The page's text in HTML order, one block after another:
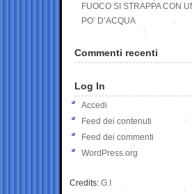
FUOCO SI STRAPPA CON
PO’ D’ACQUA
Commenti recenti
Log In
Accedi
Feed dei contenuti
Feed dei commenti
WordPress.org
Credits: G.I